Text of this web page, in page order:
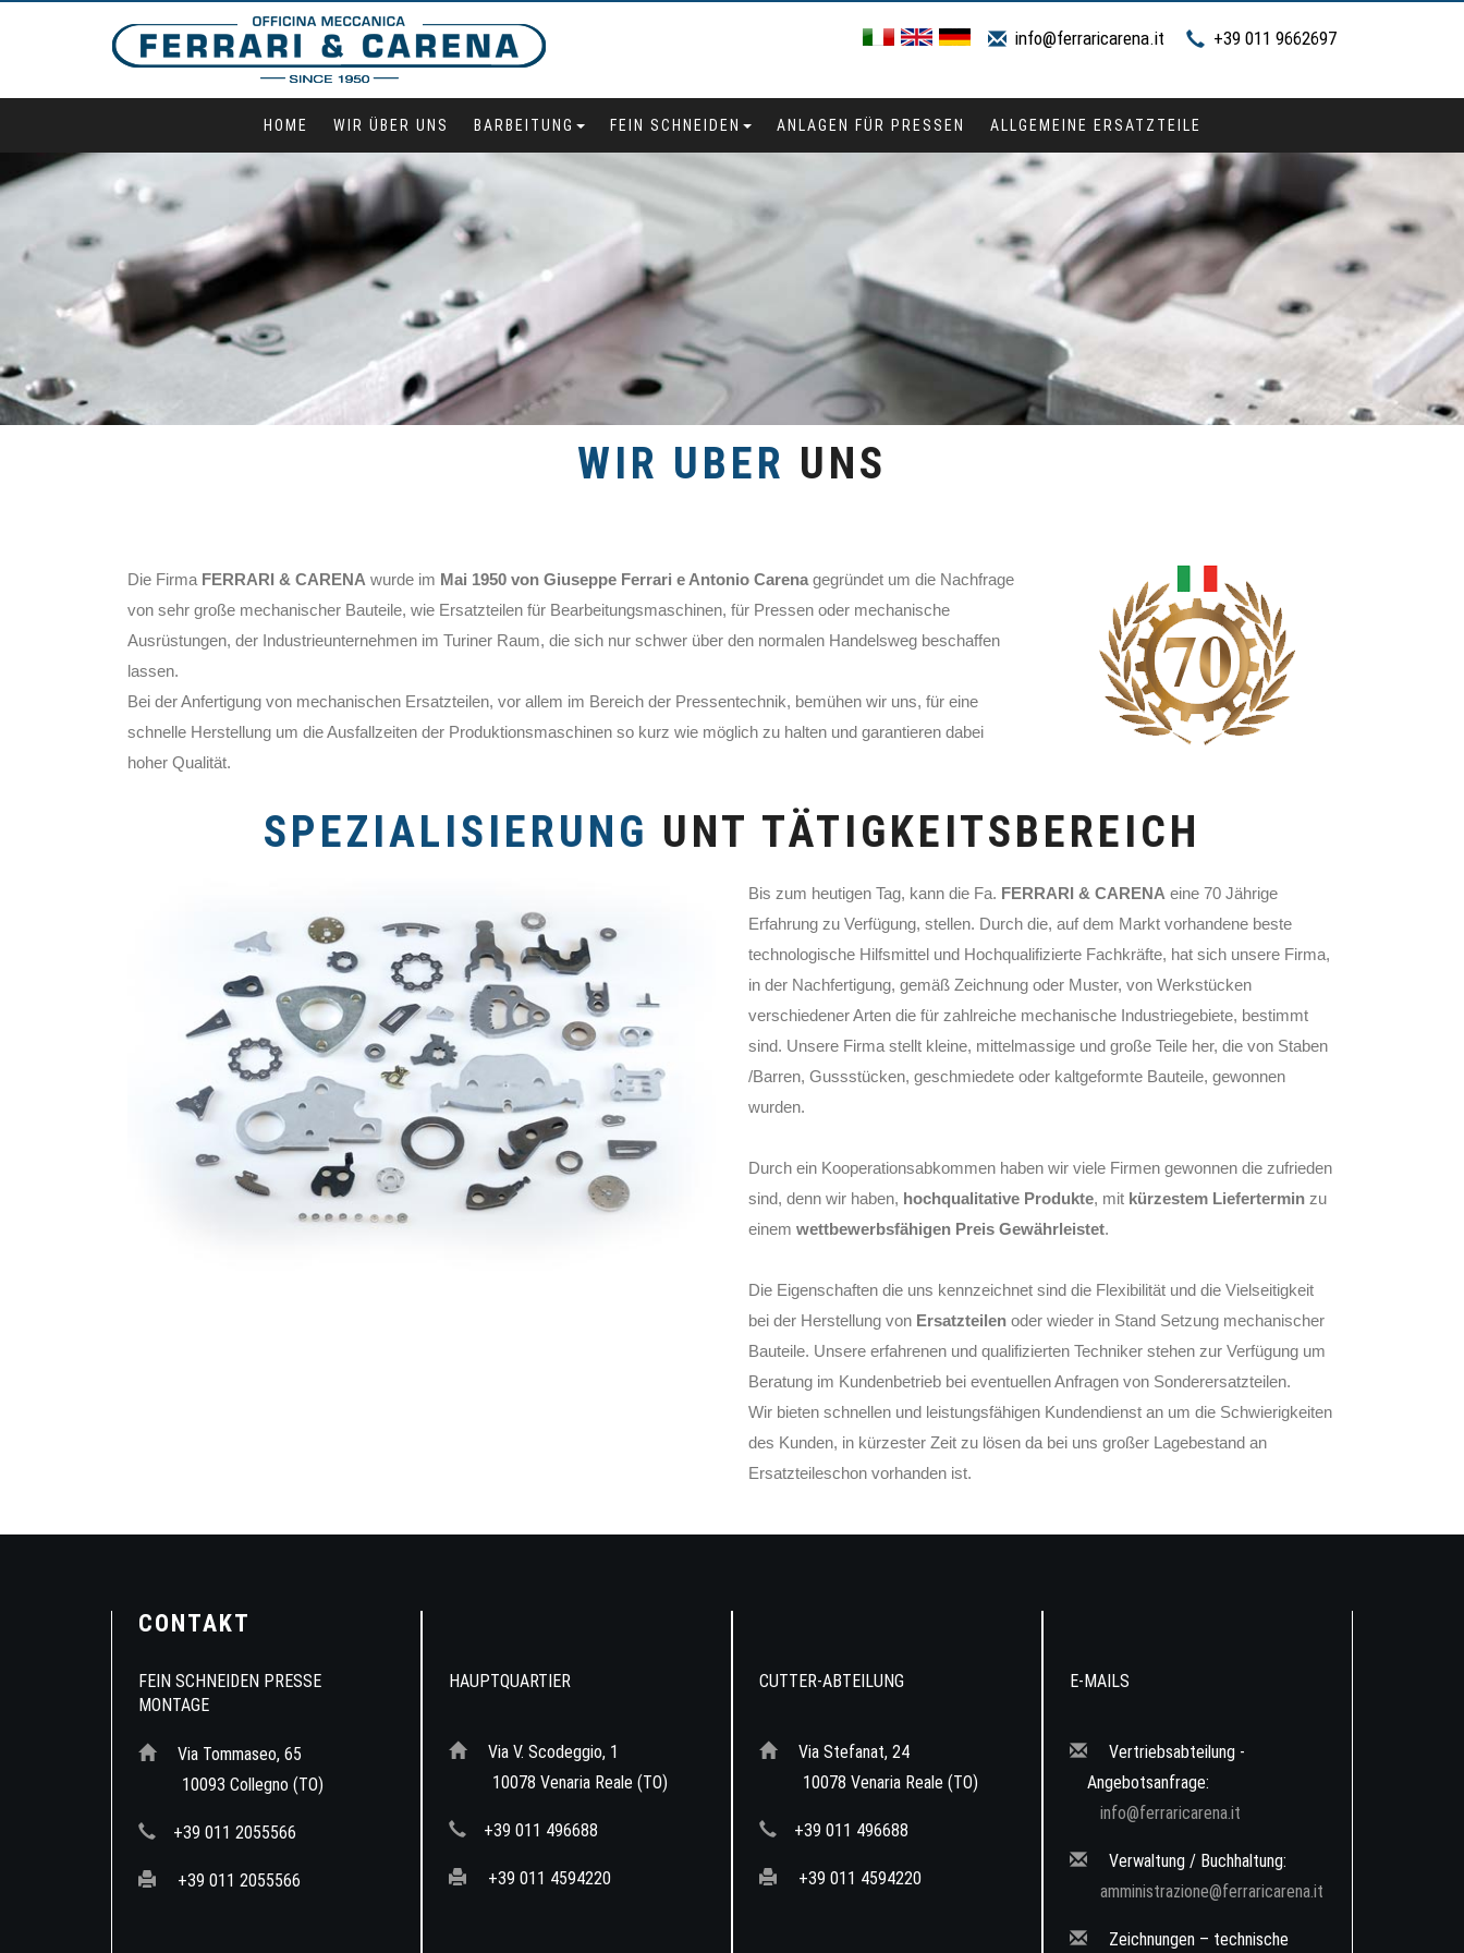
info@ferraricarena.it +39 011 9662697
HOME WIR ÜBER UNS BARBEITUNG FEIN SCHNEIDEN ANLAGEN FÜR PRESSEN ALLGEMEINE ERSATZTEILE
WIR UBER UNS
Die Firma FERRARI & CARENA wurde im Mai 1950 von Giuseppe Ferrari e Antonio Carena gegründet um die Nachfrage
von sehr große mechanischer Bauteile, wie Ersatzteilen für Bearbeitungsmaschinen, für Pressen oder mechanische
Ausrüstungen, der Industrieunternehmen im Turiner Raum, die sich nur schwer über den normalen Handelsweg beschaffen
lassen.
Bei der Anfertigung von mechanischen Ersatzteilen, vor allem im Bereich der Pressentechnik, bemühen wir uns, für eine
schnelle Herstellung um die Ausfallzeiten der Produktionsmaschinen so kurz wie möglich zu halten und garantieren dabei
hoher Qualität.
SPEZIALISIERUNG UNT TÄTIGKEITSBEREICH
Bis zum heutigen Tag, kann die Fa. FERRARI & CARENA eine 70 Jährige
Erfahrung zu Verfügung, stellen. Durch die, auf dem Markt vorhandene beste
technologische Hilfsmittel und Hochqualifizierte Fachkräfte, hat sich unsere Firma,
in der Nachfertigung, gemäß Zeichnung oder Muster, von Werkstücken
verschiedener Arten die für zahlreiche mechanische Industriegebiete, bestimmt
sind. Unsere Firma stellt kleine, mittelmassige und große Teile her, die von Staben
/Barren, Gussstücken, geschmiedete oder kaltgeformte Bauteile, gewonnen
wurden.
Durch ein Kooperationsabkommen haben wir viele Firmen gewonnen die zufrieden
sind, denn wir haben, hochqualitative Produkte, mit kürzestem Liefertermin zu
einem wettbewerbsfähigen Preis Gewährleistet.
Die Eigenschaften die uns kennzeichnet sind die Flexibilität und die Vielseitigkeit
bei der Herstellung von Ersatzteilen oder wieder in Stand Setzung mechanischer
Bauteile. Unsere erfahrenen und qualifizierten Techniker stehen zur Verfügung um
Beratung im Kundenbetrieb bei eventuellen Anfragen von Sonderersatzteilen.
Wir bieten schnellen und leistungsfähigen Kundendienst an um die Schwierigkeiten
des Kunden, in kürzester Zeit zu lösen da bei uns großer Lagebestand an
Ersatzteileschon vorhanden ist.
CONTAKT
FEIN SCHNEIDEN PRESSE
MONTAGE
Via Tommaseo, 65
10093 Collegno (TO)
+39 011 2055566
+39 011 2055566
HAUPTQUARTIER
Via V. Scodeggio, 1
10078 Venaria Reale (TO)
+39 011 496688
+39 011 4594220
CUTTER-ABTEILUNG
Via Stefanat, 24
10078 Venaria Reale (TO)
+39 011 496688
+39 011 4594220
E-MAILS
Vertriebsabteilung -
Angebotsanfrage:
info@ferraricarena.it
Verwaltung / Buchhaltung:
amministrazione@ferraricarena.it
Zeichnungen – technische